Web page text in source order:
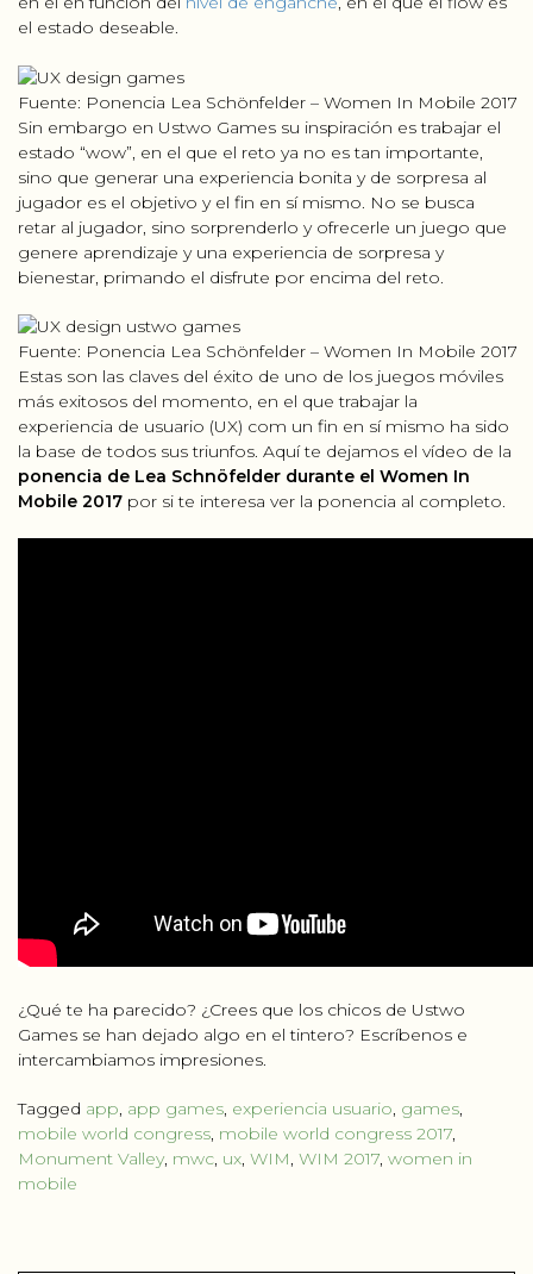
PRODUCT MANAGEMENT
FORMACIÓN
WOMEN IN MOBILE
ABOUT
BLOG
el estado deseable.
Fuente: Ponencia Lea Schönfelder – Women In Mobile 2017
Sin embargo en Ustwo Games su inspiración es trabajar el
estado “wow”, en el que el reto ya no es tan importante,
sino que generar una experiencia bonita y de sorpresa al
jugador es el objetivo y el fin en sí mismo. No se busca
retar al jugador, sino sorprenderlo y ofrecerle un juego que
genere aprendizaje y una experiencia de sorpresa y
bienestar, primando el disfrute por encima del reto.
Fuente: Ponencia Lea Schönfelder – Women In Mobile 2017
Estas son las claves del éxito de uno de los juegos móviles
más exitosos del momento, en el que trabajar la
experiencia de usuario (UX) com un fin en sí mismo ha sido
la base de todos sus triunfos. Aquí te dejamos el vídeo de la
ponencia de Lea Schnöfelder durante el Women In
Mobile 2017 por si te interesa ver la ponencia al completo.
¿Qué te ha parecido? ¿Crees que los chicos de Ustwo
Games se han dejado algo en el tintero? Escríbenos e
intercambiamos impresiones.
Tagged app, app games, experiencia usuario, games,
mobile world congress, mobile world congress 2017,
Monument Valley, mwc, ux, WIM, WIM 2017, women in
mobile